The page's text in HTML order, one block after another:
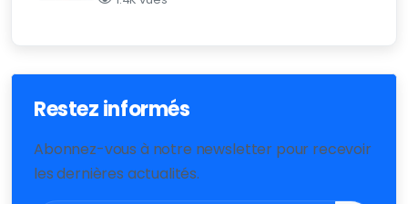
Restez informés
Abonnez-vous à notre newsletter pour recevoir
les dernières actualités.